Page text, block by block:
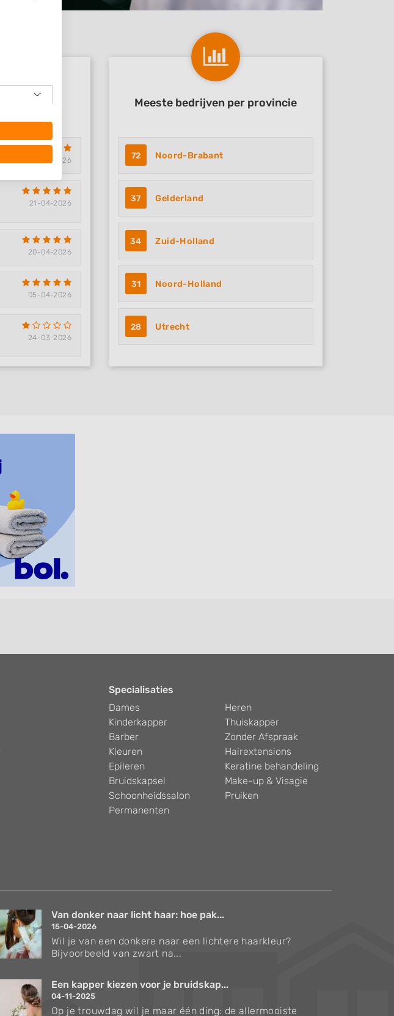
15-06-2026
21-04-2026
20-04-2026
05-04-2026
24-03-2026
Meeste bedrijven per provincie
72 Noord-Brabant
37 Gelderland
34 Zuid-Holland
31 Noord-Holland
28 Utrecht
Specialisaties
Dames
Heren
Kinderkapper
Thuiskapper
Barber
Zonder Afspraak
Kleuren
Hairextensions
Epileren
Keratine behandeling
Bruidskapsel
Make-up & Visagie
Schoonheidssalon
Pruiken
Permanenten
Van donker naar licht haar: hoe pak...
15-04-2026
Wil je van een donkere naar een lichtere haarkleur?
Bijvoorbeeld van zwart na...
Een kapper kiezen voor je bruidskap...
04-11-2025
Op je trouwdag wil je maar één ding: de allermooiste